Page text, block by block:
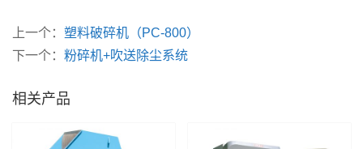
上一个： 塑料破碎机（PC-800）
下一个： 粉碎机+吹送除尘系统
相关产品